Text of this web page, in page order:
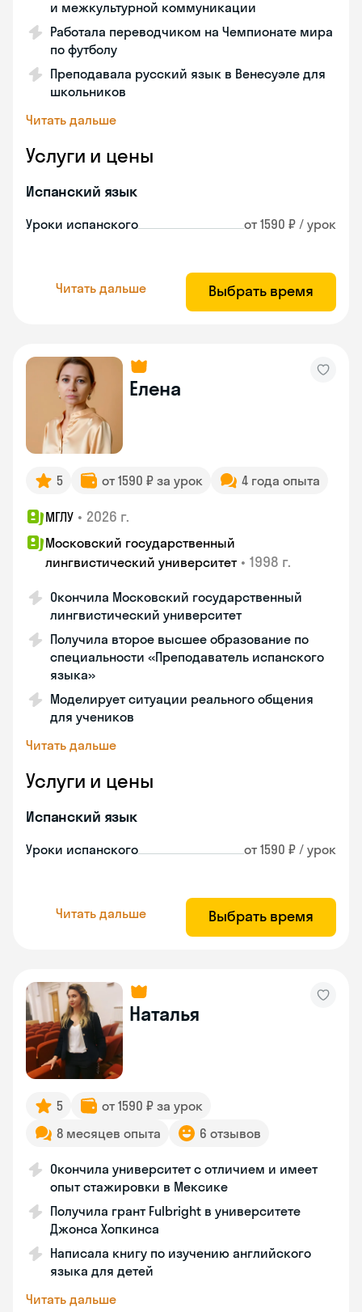
и межкультурной коммуникации
Работала переводчиком на Чемпионате мира
по футболу
Преподавала русский язык в Венесуэле для
школьников
Читать дальше
Услуги и цены
Испанский язык
Уроки испанского от 1590 ₽ / урок
Читать дальше Выбрать время
Елена
5 от 1590 ₽ за урок 4 года опыта
МГЛУ • 2026 г.
Московский государственный
лингвистический университет • 1998 г.
Окончила Московский государственный
лингвистический университет
Получила второе высшее образование по
специальности «Преподаватель испанского
языка»
Моделирует ситуации реального общения
для учеников
Читать дальше
Услуги и цены
Испанский язык
Уроки испанского от 1590 ₽ / урок
Читать дальше Выбрать время
Наталья
5
от 1590 ₽ за урок
8 месяцев опыта
6 отзывов
Окончила университет с отличием и имеет
опыт стажировки в Мексике
Получила грант Fulbright в университете
Джонса Хопкинса
Написала книгу по изучению английского
языка для детей
Читать дальше